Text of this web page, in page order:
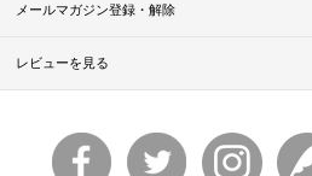
メールマガジン登録・解除
レビューを見る